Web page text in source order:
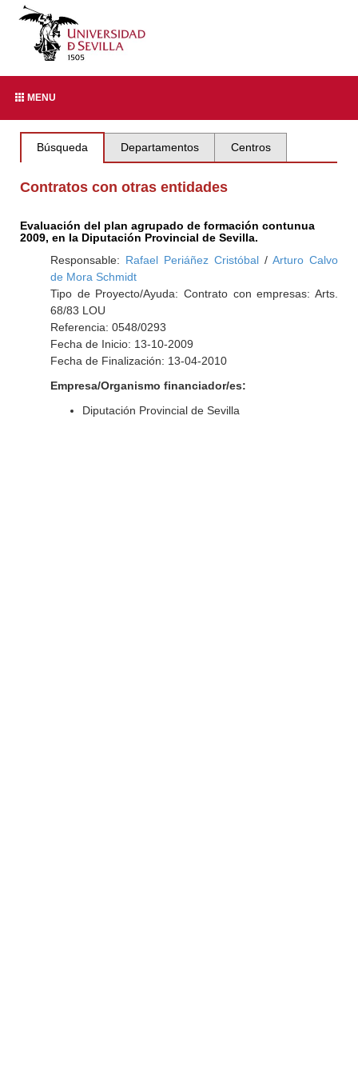
MENU
Búsqueda Departamentos Centros
Contratos con otras entidades
Evaluación del plan agrupado de formación contunua
2009, en la Diputación Provincial de Sevilla.
Responsable: Rafael Periáñez Cristóbal/ Arturo Calvo
de Mora Schmidt
Tipo de Proyecto/Ayuda: Contrato con empresas: Arts.
68/83 LOU
Referencia: 0548/0293
Fecha de Inicio: 13-10-2009
Fecha de Finalización: 13-04-2010
Empresa/Organismo financiador/es:
Diputación Provincial de Sevilla